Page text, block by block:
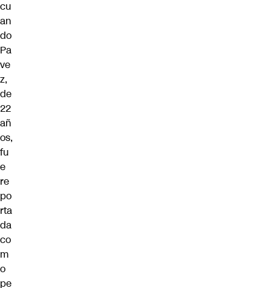
cu
an
do
Pa
ve
z,
de
22
añ
os,
fu
e
re
po
rta
da
co
m
o
pe